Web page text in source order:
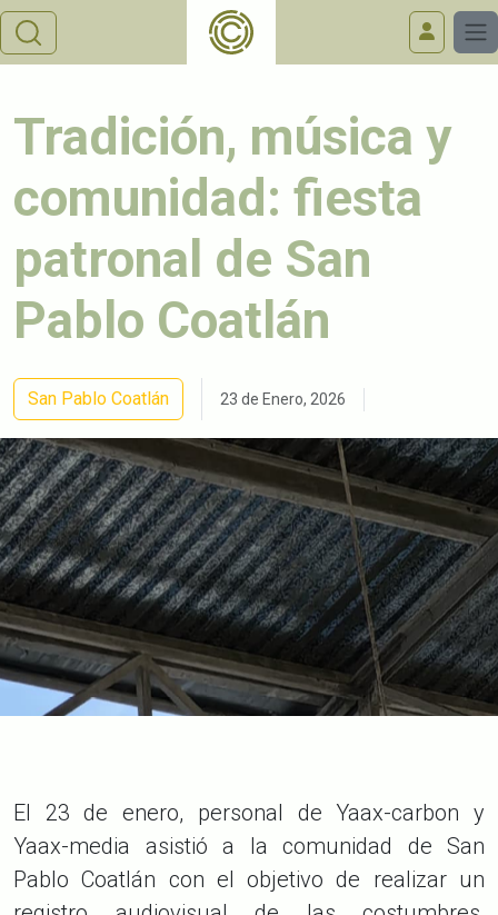
Tradición, música y
comunidad: fiesta
patronal de San
Pablo Coatlán
San Pablo Coatlán 23 de Enero, 2026
El 23 de enero, personal de Yaax-carbon y
Yaax-media asistió a la comunidad de San
Pablo Coatlán con el objetivo de realizar un